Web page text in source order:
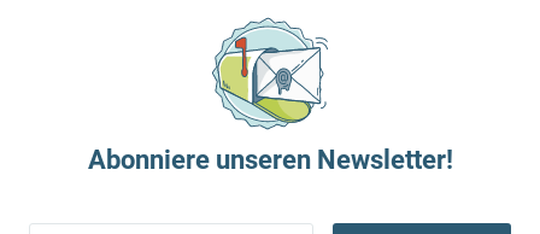
Abonniere unseren Newsletter!